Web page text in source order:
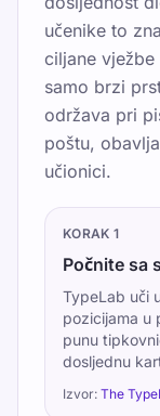
učenike to
ciljane
samo brzi
održava pri
poštu,
učionici.
KORAK 1
Počnite sa
TypeLab uči
pozicijama u
punu
dosljednu
Izvor: The